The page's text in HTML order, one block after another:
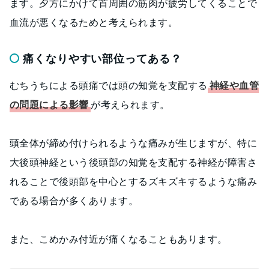
ます。夕方にかけて首周囲の筋肉が疲労してくることで
血流が悪くなるためと考えられます。
痛くなりやすい部位ってある？
むちうちによる頭痛では頭の知覚を支配する 神経や血管
の問題による影響 が考えられます。
頭全体が締め付けられるような痛みが生じますが、特に
大後頭神経という後頭部の知覚を支配する神経が障害さ
れることで後頭部を中心とするズキズキするような痛み
である場合が多くあります。
また、こめかみ付近が痛くなることもあります。